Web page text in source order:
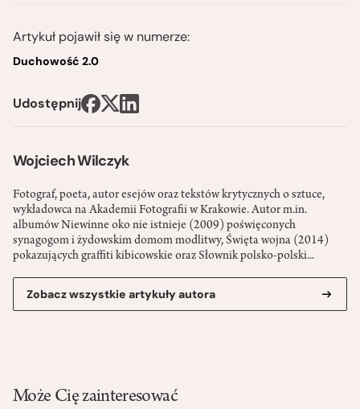
Wojciech Wilczyk
Fotograf, poeta, autor esejów oraz tekstów krytycznych o sztuce,
wykładowca na Akademii Fotografii w Krakowie. Autor m.in.
albumów Niewinne oko nie istnieje (2009) poświęconych
synagogom i żydowskim domom modlitwy, Święta wojna (2014)
pokazujących graffiti kibicowskie oraz Słownik polsko-polski...
Zobacz wszystkie artykuły autora
Artykuł pojawił się w numerze:
Duchowość 2.0
Udostępnij
Może Cię zainteresować